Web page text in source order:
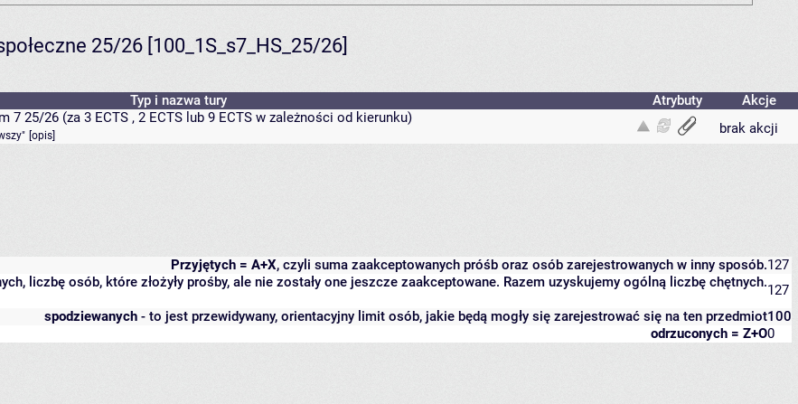
25/26 [100_1S_s7_HS_25/26]
Typ i nazwa tury Atrybuty
Akcje
7 25/26 (za 3 ECTS , 2 ECTS lub 9 ECTS w zależności od kierunku)
opis brak akcji
Przyjętych = A+X, czyli suma zaakceptowanych próśb oraz osób zarejestrowanych w inny sposób.127
liczbę osób, które złożyły prośby, ale nie zostały one jeszcze zaakceptowane. Razem uzyskujemy ogólną liczbę chętnych.127
spodziewanych - to jest przewidywany, orientacyjny limit osób, jakie będą mogły się zarejestrować się na ten przedmiot100
odrzuconych = Z+O0